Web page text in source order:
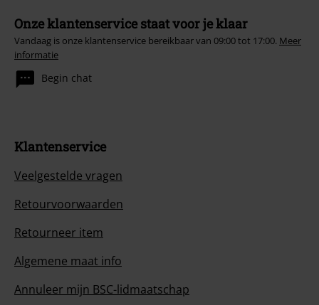
Onze klantenservice staat voor je klaar
Vandaag is onze klantenservice bereikbaar van 09:00 tot 17:00. Meer
informatie
Begin chat
Klantenservice
Veelgestelde vragen
Retourvoorwaarden
Retourneer item
Algemene maat info
Annuleer mijn BSC-lidmaatschap